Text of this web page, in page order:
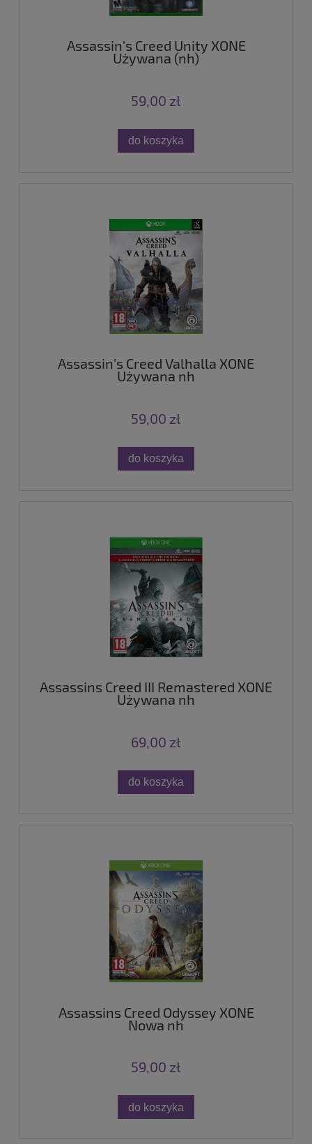
Assassin's Creed Unity XONE
Używana (nh)
59,00 zł
do koszyka
Assassin's Creed Valhalla XONE
Używana nh
59,00 zł
do koszyka
Assassins Creed III Remastered XONE
Używana nh
69,00 zł
do koszyka
Assassins Creed Odyssey XONE
Nowa nh
59,00 zł
do koszyka